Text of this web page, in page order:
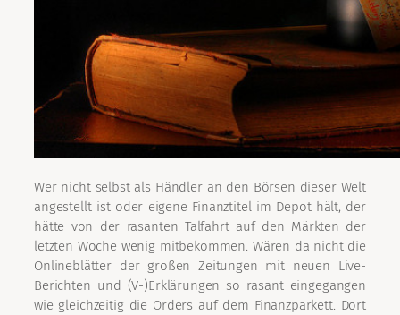
Wer nicht selbst als Händler an den Börsen dieser Welt
angestellt ist oder eigene Finanztitel im Depot hält, der
hätte von der rasanten Talfahrt auf den Märkten der
letzten Woche wenig mitbekommen. Wären da nicht die
Onlineblätter der großen Zeitungen mit neuen Live-
Berichten und (V-)Erklärungen so rasant eingegangen
wie gleichzeitig die Orders auf dem Finanzparkett. Dort